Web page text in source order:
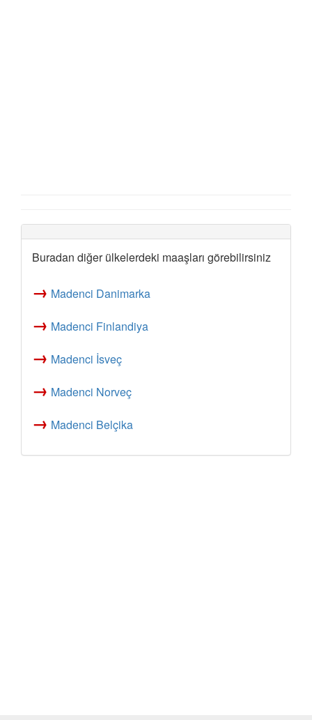
Buradan diğer ülkelerdeki maaşları görebilirsiniz
→ Madenci Danimarka
→ Madenci Finlandiya
→ Madenci İsveç
→ Madenci Norveç
→ Madenci Belçika